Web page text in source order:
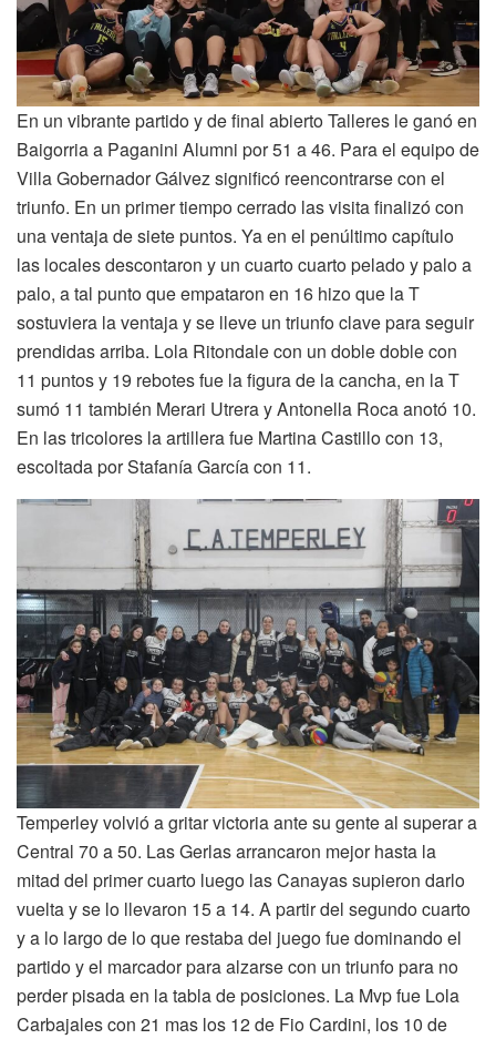
En un vibrante partido y de final abierto Talleres le ganó en
Baigorria a Paganini Alumni por 51 a 46. Para el equipo de
Villa Gobernador Gálvez significó reencontrarse con el
triunfo. En un primer tiempo cerrado las visita finalizó con
una ventaja de siete puntos. Ya en el penúltimo capítulo
las locales descontaron y un cuarto cuarto pelado y palo a
palo, a tal punto que empataron en 16 hizo que la T
sostuviera la ventaja y se lleve un triunfo clave para seguir
prendidas arriba. Lola Ritondale con un doble doble con
11 puntos y 19 rebotes fue la figura de la cancha, en la T
sumó 11 también Merari Utrera y Antonella Roca anotó 10.
En las tricolores la artillera fue Martina Castillo con 13,
escoltada por Stafanía García con 11.
Temperley volvió a gritar victoria ante su gente al superar a
Central 70 a 50. Las Gerlas arrancaron mejor hasta la
mitad del primer cuarto luego las Canayas supieron darlo
vuelta y se lo llevaron 15 a 14. A partir del segundo cuarto
y a lo largo de lo que restaba del juego fue dominando el
partido y el marcador para alzarse con un triunfo para no
perder pisada en la tabla de posiciones. La Mvp fue Lola
Carbajales con 21 mas los 12 de Fio Cardini, los 10 de